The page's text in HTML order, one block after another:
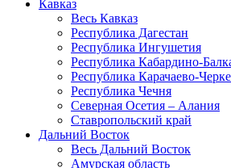
Кавказ
Весь Кавказ
Республика Дагестан
Республика Ингушетия
Республика Кабардино-
Республика Карачаево-
Республика Чечня
Северная Осетия – Алания
Ставропольский край
Дальний Восток
Весь Дальний Восток
Амурская область